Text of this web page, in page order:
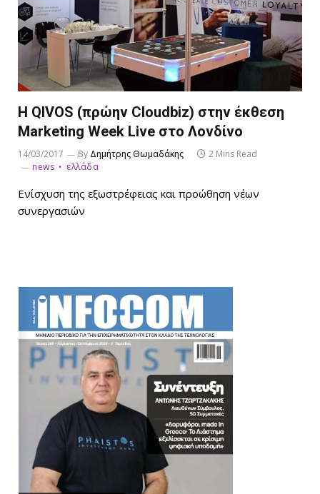
H QIVOS (πρώην Cloudbiz) στην έκθεση
Marketing Week Live στο Λονδίνο
14/03/2017 By Δημήτρης Θωμαδάκης
2 Mins Read
news
ελλάδα
Ενίσχυση της εξωστρέφειας και προώθηση νέων
συνεργασιών